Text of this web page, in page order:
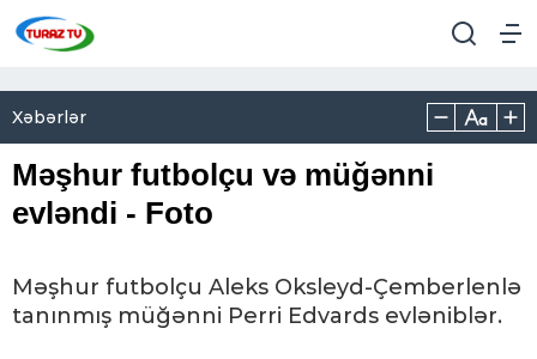
Xəbərlər
Məşhur futbolçu və müğənni
evləndi - Foto
Məşhur futbolçu Aleks Oksleyd-Çemberlenlə
tanınmış müğənni Perri Edvards evləniblər.